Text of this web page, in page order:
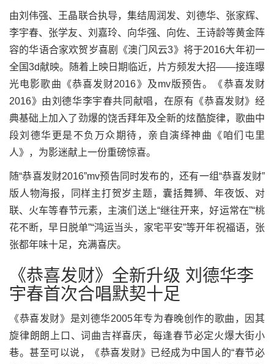
由刘伟强、王晶联合执导，集结周润发、刘德华、张家辉、
李宇春、张学友、刘嘉玲、向华强、向佐、王诗龄等黄金阵
容的华语合家欢贺岁喜剧《澳门风云3》将于2016大年初一
全国3d献映。随着上映日期临近，片方频发大招——接连曝
光电影歌曲《恭喜发财2016》及mv版预告。《恭喜发财
2016》由刘德华李宇春共同献唱，在原有《恭喜发财》经
典基础上加入了劲爆的饶舌拜年及全新的炫酷旋律，歌曲中
段刘德华更是不负万众期待，亲自演绎神曲《咱们屯里
人》，为影迷献上一份重磅惊喜。
随“恭喜发财2016”mv预告同时发布的，还有一组“恭喜发财”
版人物海报，同样主打贺岁主题，囊括舞狮、年夜饭、对
联、火车等春节元素，主演们送上“继往开来，好运常在”“桃
花不断，早日脱单”“鸿运当头，家宅平安”等开年祝福语，张
张都年味十足，充满喜庆。
《恭喜发财》全新升级 刘德华李
宇春首次合唱默契十足
《恭喜发财》是刘德华2005年专为春晚创作的歌曲，因其
旋律朗朗上口、词曲吉祥喜庆，每逢春节必定火爆大街小
巷。甚至可以说，《恭喜发财》已经成为中国人的“春节必